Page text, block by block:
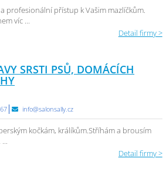
profesionální přístup k Vašim mazlíčkům.
víc ...
Detail firmy >
SRSTI PSŮ, DOMÁCÍCH
info@salonsally.cz
kočkám, králíkům.Stříhám a brousím
Detail firmy >